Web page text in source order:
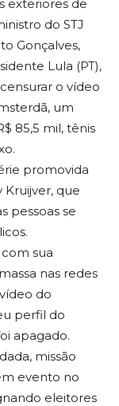
exteriores de
do STJ
Gonçalves,
Lula (PT),
o vídeo
um
85,5 mil, tênis
promovida
que
pessoas se
sua
nas redes
do
perfil do
apagado.
missão
evento no
eleitores